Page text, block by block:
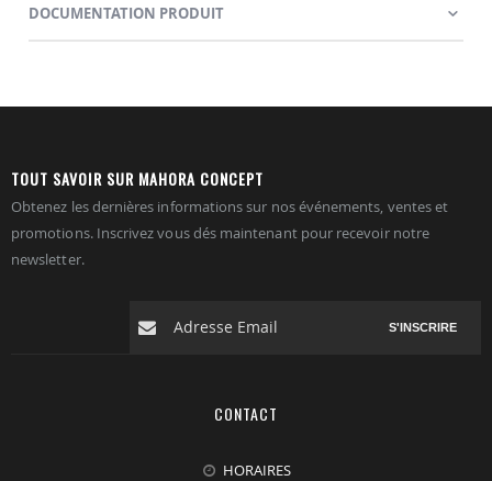
DOCUMENTATION PRODUIT
TOUT SAVOIR SUR MAHORA CONCEPT
Obtenez les dernières informations sur nos événements, ventes et
promotions. Inscrivez vous dés maintenant pour recevoir notre
newsletter.
S'INSCRIRE
CONTACT
HORAIRES